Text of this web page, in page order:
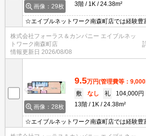
画像：29枚
3階
1K 24.38m²
☆エイブルネットワーク南森町店では経験豊
数在籍しており、全力でサポートさせて頂
現地付近にて待ち合わせをさせていただきご
や、主要駅までのお迎えサービスも実施中
ルネットワーク南森町店」０１２０－８２１
問合せ下さい♪
株式会社フォーラス＆カンパニー エイブルネッ
トワーク南森町店
情報更新日 2026/08/08
画像：28枚
9.5万円(管理費等：
敷
なし 礼
104,000円
13階
1K 24.38m²
☆エイブルネットワーク南森町店では経験豊
数在籍しており、全力でサポートさせて頂